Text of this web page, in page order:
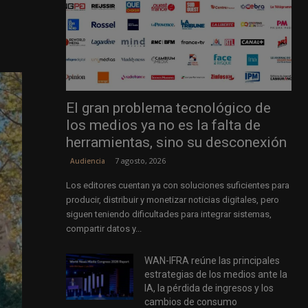
El gran problema tecnológico de
los medios ya no es la falta de
herramientas, sino su desconexión
Audiencia 7 agosto, 2026
Los editores cuentan ya con soluciones suficientes para
producir, distribuir y monetizar noticias digitales, pero
siguen teniendo dificultades para integrar sistemas,
compartir datos y...
WAN-IFRA reúne las principales
estrategias de los medios ante la
IA, la pérdida de ingresos y los
cambios de consumo